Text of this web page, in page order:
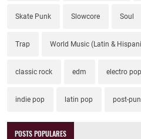
Skate Punk Slowcore Soul
Trap World Music (Latin &
classic rock edm electro pop
indie pop latin pop post-
POSTS POPULARES